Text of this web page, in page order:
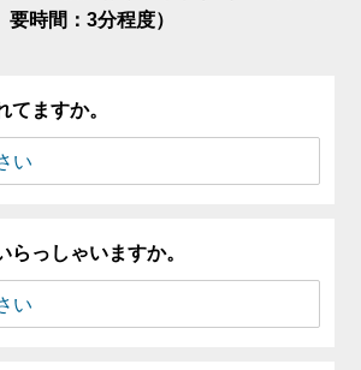
要時間：3分程度）
てますか。
らっしゃいますか。